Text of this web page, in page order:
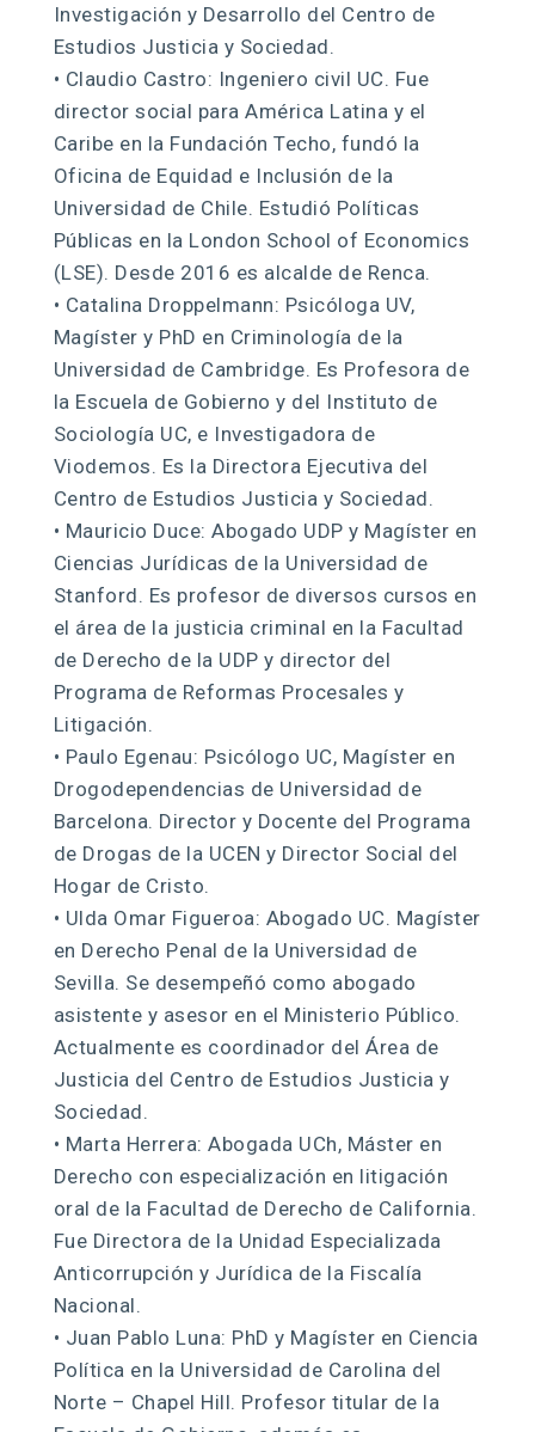
Investigación y Desarrollo del Centro de
Estudios Justicia y Sociedad.
• Claudio Castro: Ingeniero civil UC. Fue
director social para América Latina y el
Caribe en la Fundación Techo, fundó la
Oficina de Equidad e Inclusión de la
Universidad de Chile. Estudió Políticas
Públicas en la London School of Economics
(LSE). Desde 2016 es alcalde de Renca.
• Catalina Droppelmann: Psicóloga UV,
Magíster y PhD en Criminología de la
Universidad de Cambridge. Es Profesora de
la Escuela de Gobierno y del Instituto de
Sociología UC, e Investigadora de
Viodemos. Es la Directora Ejecutiva del
Centro de Estudios Justicia y Sociedad.
• Mauricio Duce: Abogado UDP y Magíster en
Ciencias Jurídicas de la Universidad de
Stanford. Es profesor de diversos cursos en
el área de la justicia criminal en la Facultad
de Derecho de la UDP y director del
Programa de Reformas Procesales y
Litigación.
• Paulo Egenau: Psicólogo UC, Magíster en
Drogodependencias de Universidad de
Barcelona. Director y Docente del Programa
de Drogas de la UCEN y Director Social del
Hogar de Cristo.
• Ulda Omar Figueroa: Abogado UC. Magíster
en Derecho Penal de la Universidad de
Sevilla. Se desempeñó como abogado
asistente y asesor en el Ministerio Público.
Actualmente es coordinador del Área de
Justicia del Centro de Estudios Justicia y
Sociedad.
• Marta Herrera: Abogada UCh, Máster en
Derecho con especialización en litigación
oral de la Facultad de Derecho de California.
Fue Directora de la Unidad Especializada
Anticorrupción y Jurídica de la Fiscalía
Nacional.
• Juan Pablo Luna: PhD y Magíster en Ciencia
Política en la Universidad de Carolina del
Norte – Chapel Hill. Profesor titular de la